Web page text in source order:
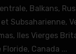
Balkans,
Subsaharienne,
Iles Vierges
Canada ...